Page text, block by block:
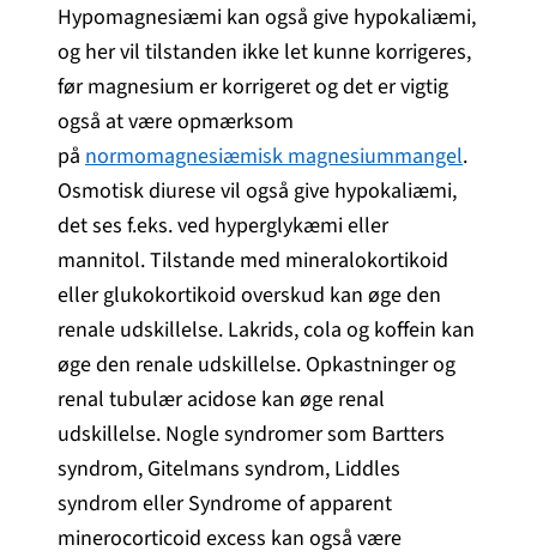
Hypomagnesiæmi kan også give hypokaliæmi,
og her vil tilstanden ikke let kunne korrigeres,
før magnesium er korrigeret og det er vigtig
også at være opmærksom
på normomagnesiæmisk magnesiummangel.
Osmotisk diurese vil også give hypokaliæmi,
det ses f.eks. ved hyperglykæmi eller
mannitol. Tilstande med mineralokortikoid
eller glukokortikoid overskud kan øge den
renale udskillelse. Lakrids, cola og koffein kan
øge den renale udskillelse. Opkastninger og
renal tubulær acidose kan øge renal
udskillelse. Nogle syndromer som Bartters
syndrom, Gitelmans syndrom, Liddles
syndrom eller Syndrome of apparent
minerocorticoid excess kan også være